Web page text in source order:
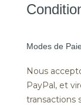
Modes de
Nous
PayPal, et
transactions